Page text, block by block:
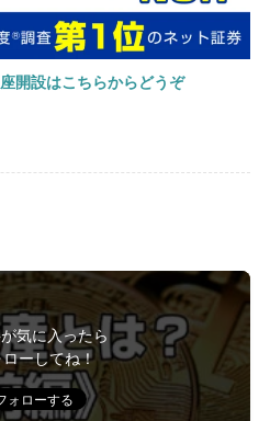
開設はこちらからどうぞ
気に入ったら
ーしてね！